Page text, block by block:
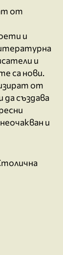
от
и
и
са нови.
от
създава
и